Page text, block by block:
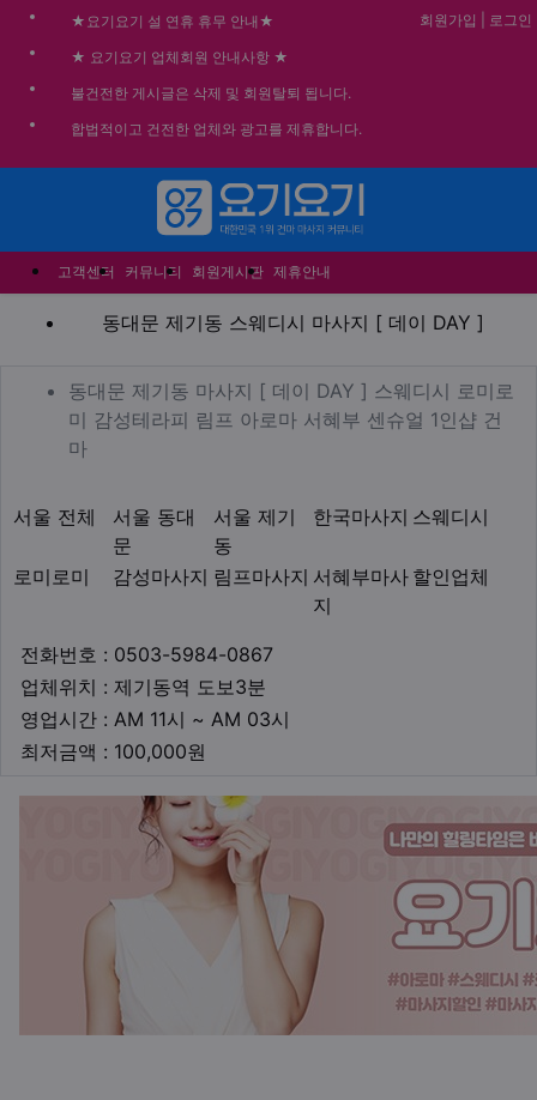
★요기요기 설 연휴 휴무 안내★
★ 요기요기 업체회원 안내사항 ★
불건전한 게시글은 삭제 및 회원탈퇴 됩니다.
합법적이고 건전한 업체와 광고를 제휴합니다.
회원가입 로그인
고객센터 커뮤니티 회원게시판 제휴안내
동대문 제기동 스웨디시 마
동대문 제기동 스웨디시 마사지 [ 데이 DAY ]
업체 정보
동대문 제기동 마사지 [ 데
동대문 제기동 마사지 [ 데이 DAY ] 스웨디시 로미로
미 감성테라피 림프 아로마 서혜부 센슈얼 1인샵 건
마Description
서울 전체
서울 동대
문
서울 제기
동
지역1 한국마사지 스웨디시
로미로미 감성마사지 림프마사지 서혜부마사
지
할인업체
테마
전화번호 : 0503-5984-0867업체연락처
업체위치 : 제기동역 도보3분
영업시간 : AM 11시 ~ AM 03시
최저금액 : 100,000원